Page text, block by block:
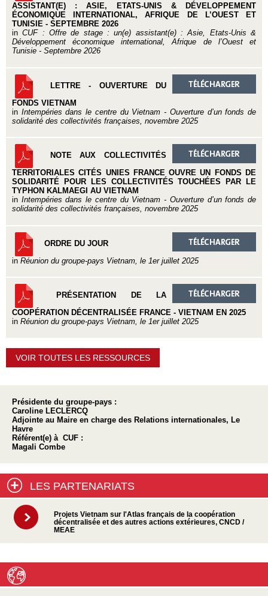
ASSISTANT(E) : ASIE, ETATS-UNIS & DÉVELOPPEMENT
ÉCONOMIQUE INTERNATIONAL, AFRIQUE DE L’OUEST ET
TUNISIE - SEPTEMBRE 2026
inCUF : Offre de stage : un(e) assistant(e) : Asie, Etats-Unis &
Développement économique international, Afrique de l’Ouest et
Tunisie - Septembre 2026
LETTRE - OUVERTURE DU
FONDS VIETNAM
in Intempéries dans le centre du Vietnam - Ouverture d’un fonds de
solidarité des collectivités françaises, novembre 2025
NOTE AUX COLLECTIVITÉS
TERRITORIALES CITÉS UNIES FRANCE OUVRE UN FONDS DE
SOLIDARITÉ POUR LES COLLECTIVITÉS TOUCHÉES PAR LE
TYPHON KALMAEGI AU VIETNAM
in Intempéries dans le centre du Vietnam - Ouverture d’un fonds de
solidarité des collectivités françaises, novembre 2025
ORDRE DU JOUR
in Réunion du groupe-pays Vietnam, le 1er juillet 2025
PRÉSENTATION DE LA
COOPÉRATION DÉCENTRALISÉE FRANCE - VIETNAM EN 2025
in Réunion du groupe-pays Vietnam, le 1er juillet 2025
VOIR TOUTES LES RESSOURCES
Présidente du groupe-pays :
Caroline LECLERCQ
Adjointe au Maire en charge des Relations internationales, Le
Havre
Référent(e) à CUF :
Magali Combe
LES PARTENARIATS
Projets Vietnam sur l'Atlas français de la coopération
décentralisée et des autres actions extérieures, CNCD /
MEAE